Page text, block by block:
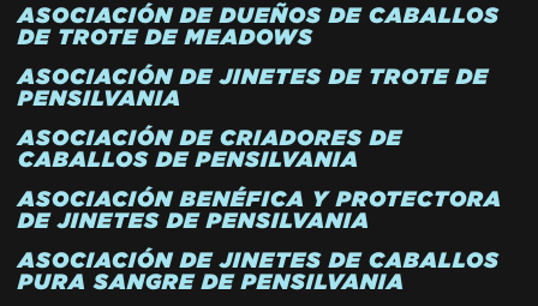
ASOCIACIÓN DE DUEÑOS DE CABALLOS
DE TROTE DE MEADOWS
ASOCIACIÓN DE JINETES DE TROTE DE
PENSILVANIA
ASOCIACIÓN DE CRIADORES DE
CABALLOS DE PENSILVANIA
ASOCIACIÓN BENÉFICA Y PROTECTORA
DE JINETES DE PENSILVANIA
ASOCIACIÓN DE JINETES DE CABALLOS
PURA SANGRE DE PENSILVANIA